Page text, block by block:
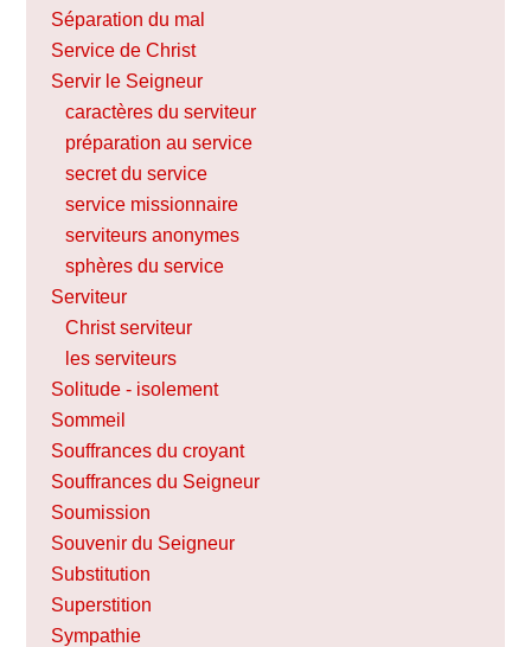
Séparation du mal
Service de Christ
Servir le Seigneur
caractères du serviteur
préparation au service
secret du service
service missionnaire
serviteurs anonymes
sphères du service
Serviteur
Christ serviteur
les serviteurs
Solitude - isolement
Sommeil
Souffrances du croyant
Souffrances du Seigneur
Soumission
Souvenir du Seigneur
Substitution
Superstition
Sympathie